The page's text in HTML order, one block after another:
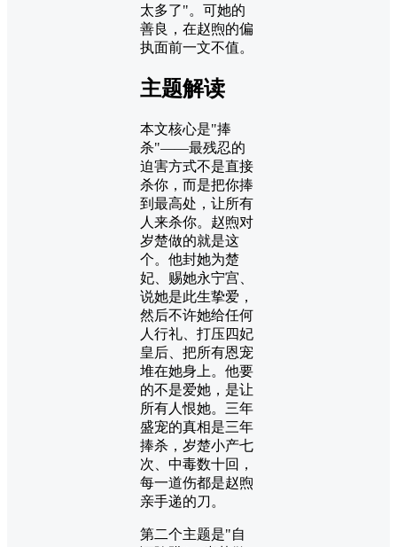
太多了"。可她的
善良，在赵煦的偏
执面前一文不值。
主题解读
本文核心是"捧
杀"——最残忍的
迫害方式不是直接
杀你，而是把你捧
到最高处，让所有
人来杀你。赵煦对
岁楚做的就是这
个。他封她为楚
妃、赐她永宁宫、
说她是此生挚爱，
然后不许她给任何
人行礼、打压四妃
皇后、把所有恩宠
堆在她身上。他要
的不是爱她，是让
所有人恨她。三年
盛宠的真相是三年
捧杀，岁楚小产七
次、中毒数十回，
每一道伤都是赵煦
亲手递的刀。
第二个主题是"自